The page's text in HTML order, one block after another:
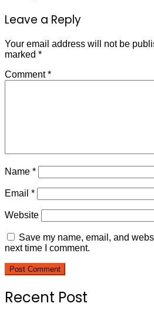
Leave a Reply
Your email address will not be
marked *
Comment*
Name *
Email *
Website
Save my name, email, and
next time I comment.
Recent Post